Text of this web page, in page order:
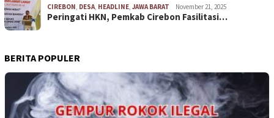
CIREBON, DESA, HEADLINE, JAWA BARAT November 21, 2025
Peringati HKN, Pemkab Cirebon Fasilitasi…
BERITA POPULER